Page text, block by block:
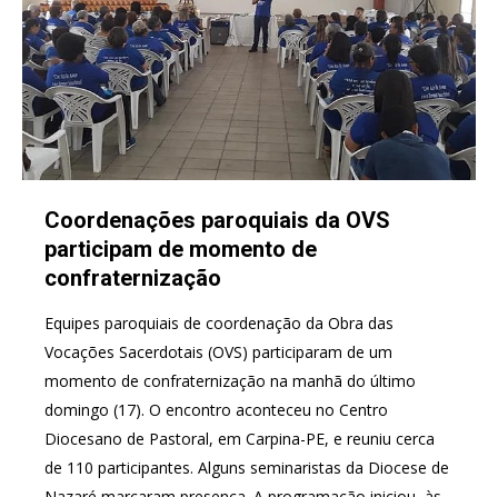
Coordenações paroquiais da OVS
participam de momento de
confraternização
Equipes paroquiais de coordenação da Obra das
Vocações Sacerdotais (OVS) participaram de um
momento de confraternização na manhã do último
domingo (17). O encontro aconteceu no Centro
Diocesano de Pastoral, em Carpina-PE, e reuniu cerca
de 110 participantes. Alguns seminaristas da Diocese de